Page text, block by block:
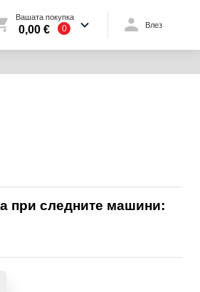
Вашата покупка
0,00 € 0 Влез
при следните машини: